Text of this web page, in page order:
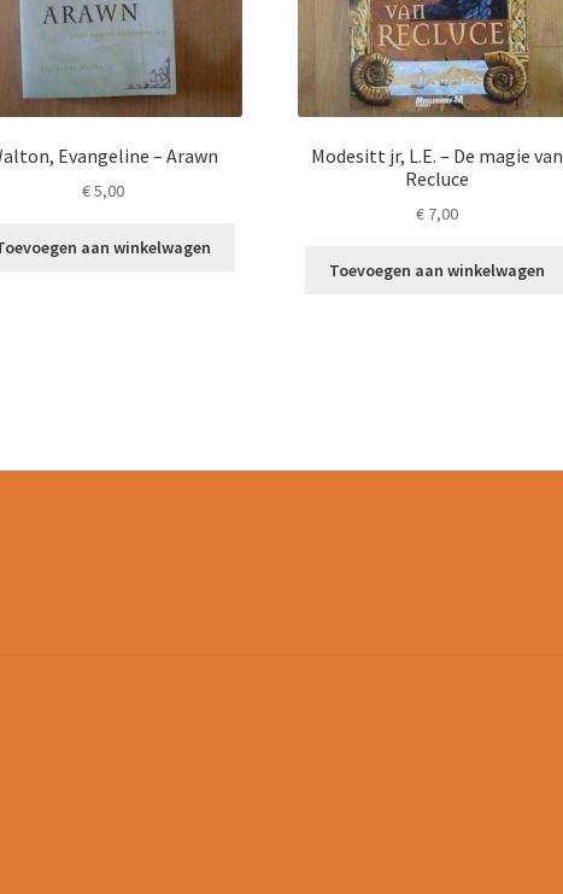
Evangeline – Arawn
€5,00
aan winkelwagen
Modesitt jr, L.E. – De magie van
Recluce
€ 7,00
Toevoegen aan winkelwagen